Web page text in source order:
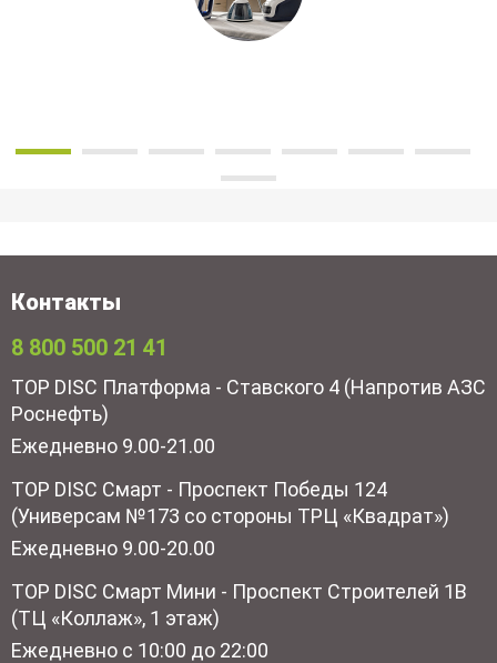
Контакты
8 800 500 21 41
TOP DISC Платформа - Ставского 4 (Напротив АЗС
Роснефть)
Ежедневно 9.00-21.00
TOP DISC Смарт - Проспект Победы 124
(Универсам №173 со стороны ТРЦ «Квадрат»)
Ежедневно 9.00-20.00
TOP DISC Смарт Мини - Проспект Строителей 1В
(ТЦ «Коллаж», 1 этаж)
Ежедневно с 10:00 до 22:00